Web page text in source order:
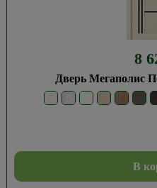
8
Дверь Мегаполис
В